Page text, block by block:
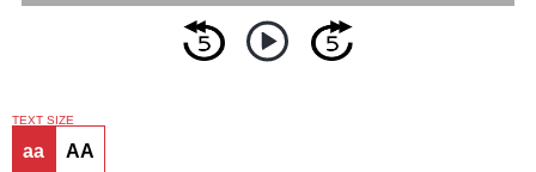
TEXT SIZE
aa AA